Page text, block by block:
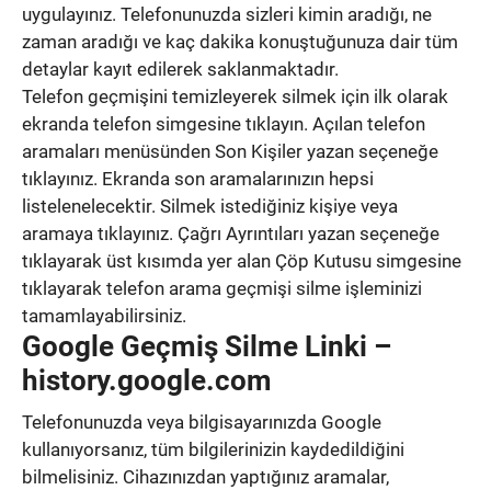
uygulayınız. Telefonunuzda sizleri kimin aradığı, ne
zaman aradığı ve kaç dakika konuştuğunuza dair tüm
detaylar kayıt edilerek saklanmaktadır.
Telefon geçmişini temizleyerek silmek için ilk olarak
ekranda telefon simgesine tıklayın. Açılan telefon
aramaları menüsünden Son Kişiler yazan seçeneğe
tıklayınız. Ekranda son aramalarınızın hepsi
listelenelecektir. Silmek istediğiniz kişiye veya
aramaya tıklayınız. Çağrı Ayrıntıları yazan seçeneğe
tıklayarak üst kısımda yer alan Çöp Kutusu simgesine
tıklayarak telefon arama geçmişi silme işleminizi
tamamlayabilirsiniz.
Google Geçmiş Silme Linki –
history.google.com
Telefonunuzda veya bilgisayarınızda Google
kullanıyorsanız, tüm bilgilerinizin kaydedildiğini
bilmelisiniz. Cihazınızdan yaptığınız aramalar,